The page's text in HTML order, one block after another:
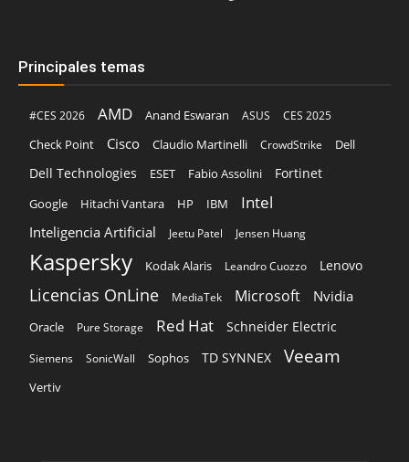
Principales temas
#CES 2026 AMD Anand Eswaran ASUS
CES 2025
Check Point
Cisco Claudio Martinelli CrowdStrike Dell
Dell Technologies ESET Fabio Assolini Fortinet
Google Hitachi Vantara HP IBM Intel
Inteligencia Artificial Jeetu Patel Jensen Huang
Kaspersky Kodak Alaris Leandro Cuozzo Lenovo
Licencias OnLine MediaTek Microsoft Nvidia
Oracle Pure Storage Red Hat Schneider Electric
Siemens SonicWall Sophos TD SYNNEX Veeam
Vertiv